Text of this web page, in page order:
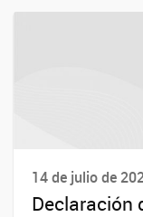
14 de julio de
Declaración